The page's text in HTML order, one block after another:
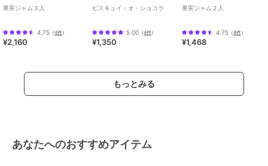
果実ジャム３入
4.75 （4件）
¥2,160
ビスキュイ・オ・ショコラ
5.00 （4件）
¥1,350
果実ジャム２入
4.75（4件）
¥1,468
もっとみる
あなたへのおすすめアイテム